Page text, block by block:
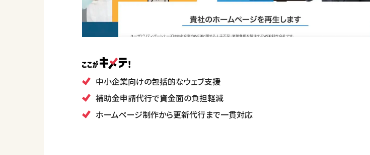
中小企業向けの包括的なウェブ支援
補助金申請代行で資金面の負担軽減
ホームページ制作から更新代行まで一貫対応